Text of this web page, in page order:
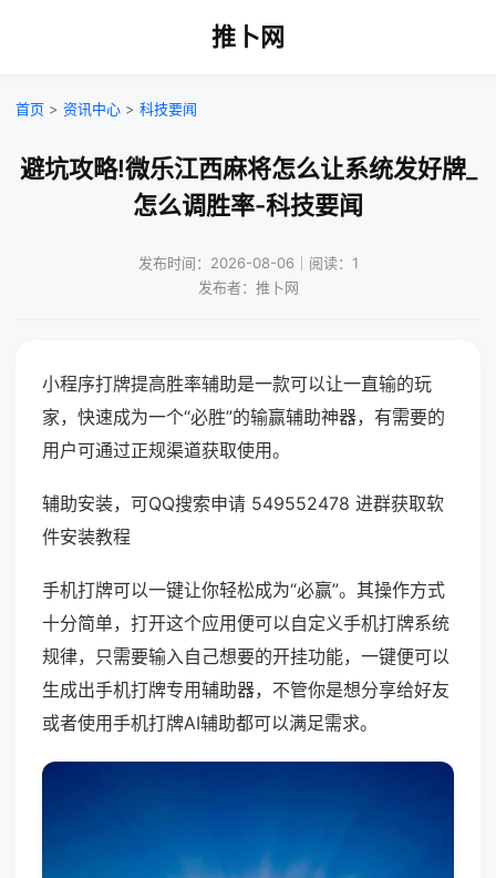
推卜网
首页 > 资讯中心 > 科技要闻
避坑攻略!微乐江西麻将怎么让系统发好牌_
怎么调胜率-科技要闻
发布时间：2026-08-06｜阅读：1
发布者：推卜网
小程序打牌提高胜率辅助是一款可以让一直输的玩
家，快速成为一个“必胜”的输赢辅助神器，有需要的
用户可通过正规渠道获取使用。
辅助安装，可QQ搜索申请 549552478 进群获取软
件安装教程
手机打牌可以一键让你轻松成为“必赢”。其操作方式
十分简单，打开这个应用便可以自定义手机打牌系统
规律，只需要输入自己想要的开挂功能，一键便可以
生成出手机打牌专用辅助器，不管你是想分享给好友
或者使用手机打牌AI辅助都可以满足需求。